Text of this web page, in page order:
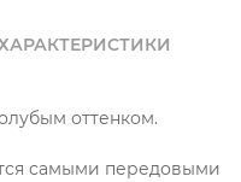
оттенком.
самыми передовыми